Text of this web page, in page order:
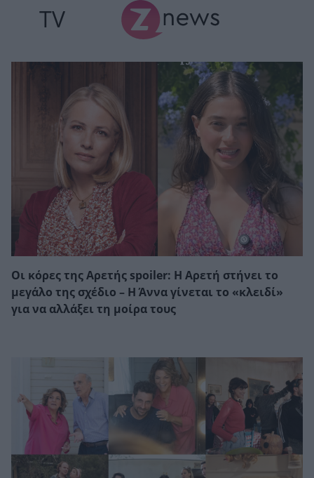
TV
Οι κόρες της Αρετής spoiler: Η Αρετή στήνει το
μεγάλο της σχέδιο – Η Άννα γίνεται το «κλειδί»
για να αλλάξει τη μοίρα τους